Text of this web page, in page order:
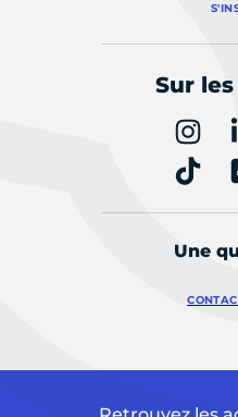
Sur
Une